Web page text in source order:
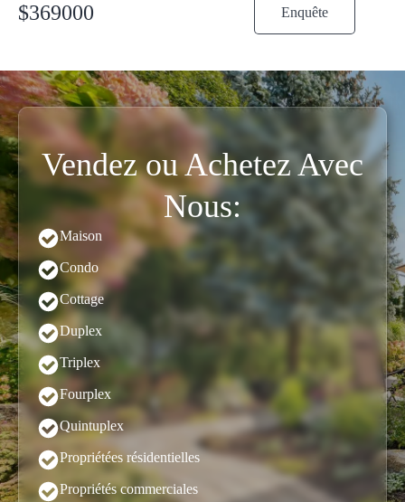
$369000 Enquête
Vendez ou Achetez Avec
Nous:
Maison
Condo
Cottage
Duplex
Triplex
Fourplex
Quintuplex
Propriétées résidentielles
Propriétés commerciales